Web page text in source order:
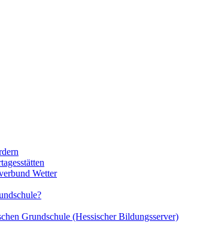
Wetter
Grundschule (Hessischer Bildungsserver)